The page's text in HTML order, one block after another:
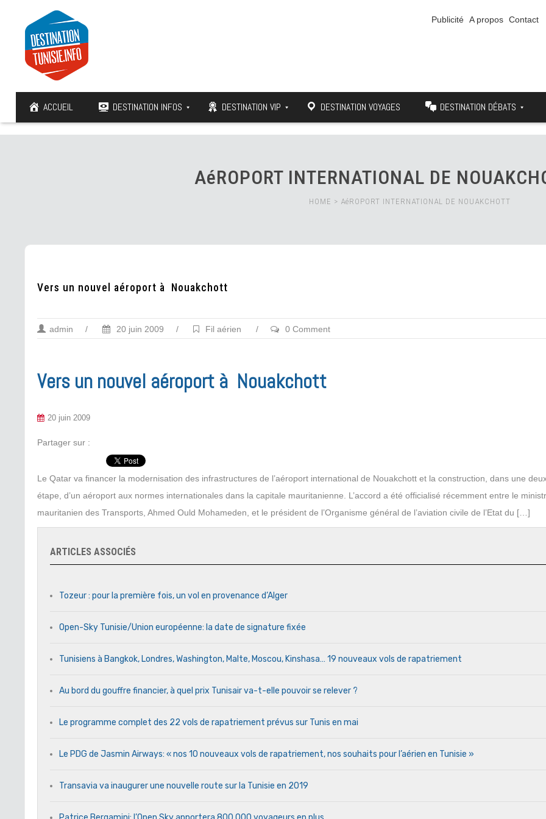
Publicité A propos Contact
ACCUEIL DESTINATION INFOS DESTINATION VIP DESTINATION VOYAGES DESTINATION DÉBATS
AéROPORT INTERNATIONAL DE
HOME > AéROPORT INTERNATIONAL DE NOUAKCHOTT
Vers un nouvel aéroport à Nouakchott
admin / 20 juin 2009 / Fil aérien / 0 Comment
Vers un nouvel aéroport à Nouakchott
20 juin 2009
Partager sur :
Le Qatar va financer la modernisation des infrastructures de l’aéroport international de Nouakchott et la construction, dans une
étape, d’un aéroport aux normes internationales dans la capitale mauritanienne. L’accord a été officialisé récemment entre le
mauritanien des Transports, Ahmed Ould Mohameden, et le président de l’Organisme général de l’aviation civile de l’Etat du […]
ARTICLES ASSOCIÉS
Tozeur : pour la première fois, un vol en provenance d’Alger
Open-Sky Tunisie/Union européenne: la date de signature fixée
Tunisiens à Bangkok, Londres, Washington, Malte, Moscou, Kinshasa… 19 nouveaux vols de rapatriement
Au bord du gouffre financier, à quel prix Tunisair va-t-elle pouvoir se relever ?
Le programme complet des 22 vols de rapatriement prévus sur Tunis en mai
Le PDG de Jasmin Airways: « nos 10 nouveaux vols de rapatriement, nos souhaits pour l’aérien en Tunisie »
Transavia va inaugurer une nouvelle route sur la Tunisie en 2019